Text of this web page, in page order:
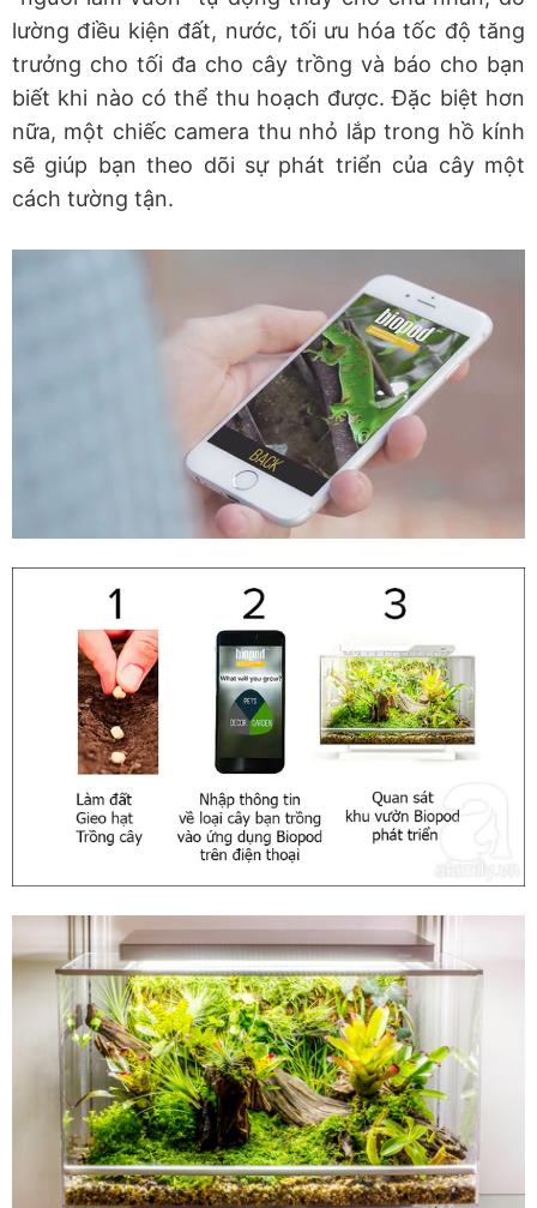
lường điều kiện đất, nước, tối ưu hóa tốc độ tăng
trưởng cho tối đa cho cây trồng và báo cho bạn
biết khi nào có thể thu hoạch được. Đặc biệt hơn
nữa, một chiếc camera thu nhỏ lắp trong hồ kính
sẽ giúp bạn theo dõi sự phát triển của cây một
cách tường tận.